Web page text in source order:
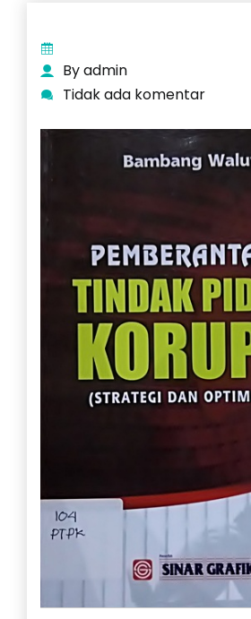
By admin
Tidak ada komentar